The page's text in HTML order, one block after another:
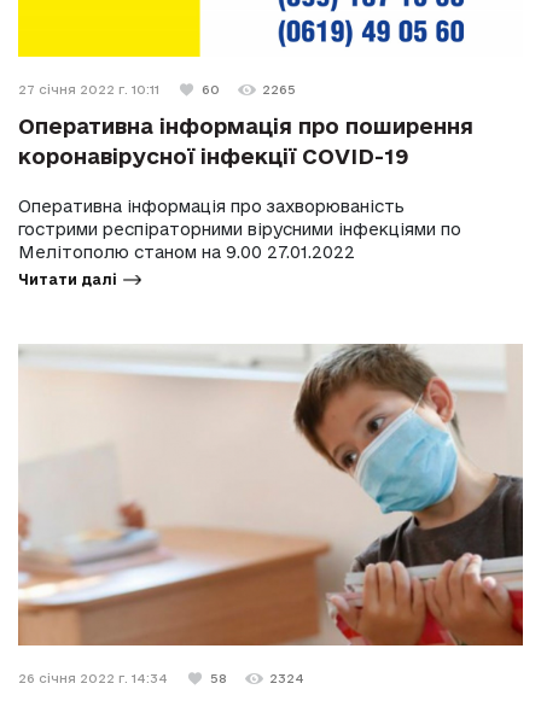
27 січня 2022 г. 10:11 60 2265
Оперативна інформація про поширення
коронавірусної інфекції COVID-19
Оперативна інформація про захворюваність
гострими респіраторними вірусними інфекціями по
Мелітополю станом на 9.00 27.01.2022
Читати далі
26 січня 2022 г. 14:34 58 2324